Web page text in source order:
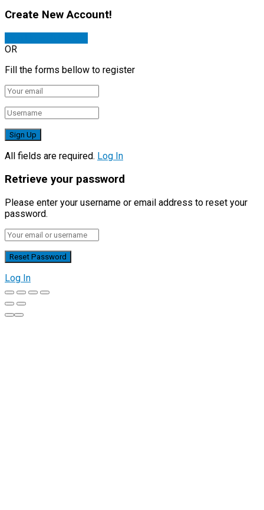
Create New Account!
OR
Fill the forms bellow to register
All fields are required. Log In
Retrieve your password
Please enter your username or email address to reset your
password.
Log In